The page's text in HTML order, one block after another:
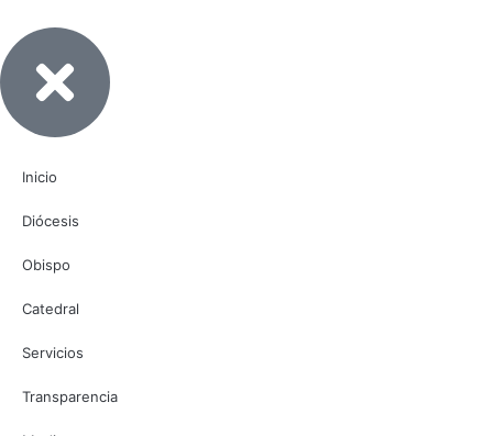
Inicio
Diócesis
Obispo
Catedral
Servicios
Transparencia